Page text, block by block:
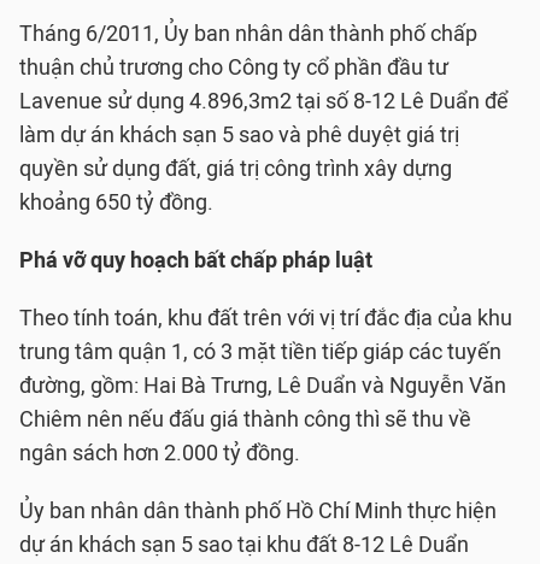
Tháng 6/2011, Ủy ban nhân dân thành phố chấp
thuận chủ trương cho Công ty cổ phần đầu tư
Lavenue sử dụng 4.896,3m2 tại số 8-12 Lê Duẩn để
làm dự án khách sạn 5 sao và phê duyệt giá trị
quyền sử dụng đất, giá trị công trình xây dựng
khoảng 650 tỷ đồng.
Phá vỡ quy hoạch bất chấp pháp luật
Theo tính toán, khu đất trên với vị trí đắc địa của khu
trung tâm quận 1, có 3 mặt tiền tiếp giáp các tuyến
đường, gồm: Hai Bà Trưng, Lê Duẩn và Nguyễn Văn
Chiêm nên nếu đấu giá thành công thì sẽ thu về
ngân sách hơn 2.000 tỷ đồng.
Ủy ban nhân dân thành phố Hồ Chí Minh thực hiện
dự án khách sạn 5 sao tại khu đất 8-12 Lê Duẩn